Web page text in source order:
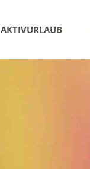
AKTIVURLAUB